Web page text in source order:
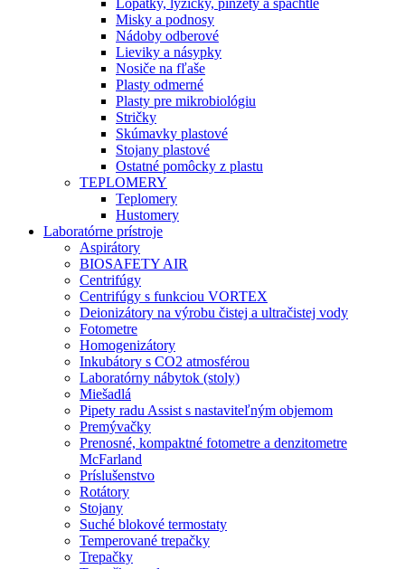
Lopatky, lyžičky, pinzety a špachtle
Misky a podnosy
Nádoby odberové
Lieviky a násypky
Nosiče na fľaše
Plasty odmerné
Plasty pre mikrobiológiu
Stričky
Skúmavky plastové
Stojany plastové
Ostatné pomôcky z plastu
TEPLOMERY
Teplomery
Hustomery
Laboratórne prístroje
Aspirátory
BIOSAFETY AIR
Centrifúgy
Centrifúgy s funkciou VORTEX
Deionizátory na výrobu čistej a ultračistej vody
Fotometre
Homogenizátory
Inkubátory s CO2 atmosférou
Laboratórny nábytok (stoly)
Miešadlá
Pipety radu Assist s nastaviteľným objemom
Premývačky
Prenosné, kompaktné fotometre a denzitometre
McFarland
Príslušenstvo
Rotátory
Stojany
Suché blokové termostaty
Temperované trepačky
Trepačky